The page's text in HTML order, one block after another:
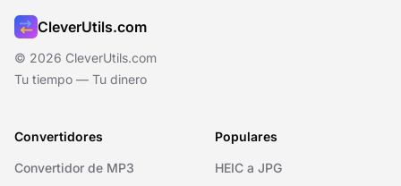
CleverUtils.com
© 2026 CleverUtils.com
Tu tiempo — Tu dinero
Convertidores
Convertidor de MP3
Populares
HEIC a JPG